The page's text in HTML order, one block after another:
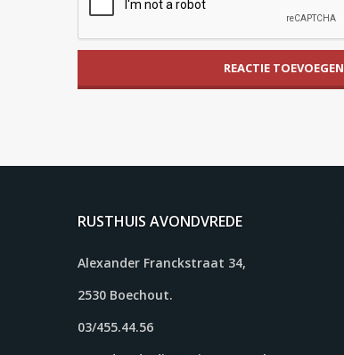
RUSTHUIS AVONDVREDE
Alexander Franckstraat 34,
2530 Boechout.
03/455.44.56